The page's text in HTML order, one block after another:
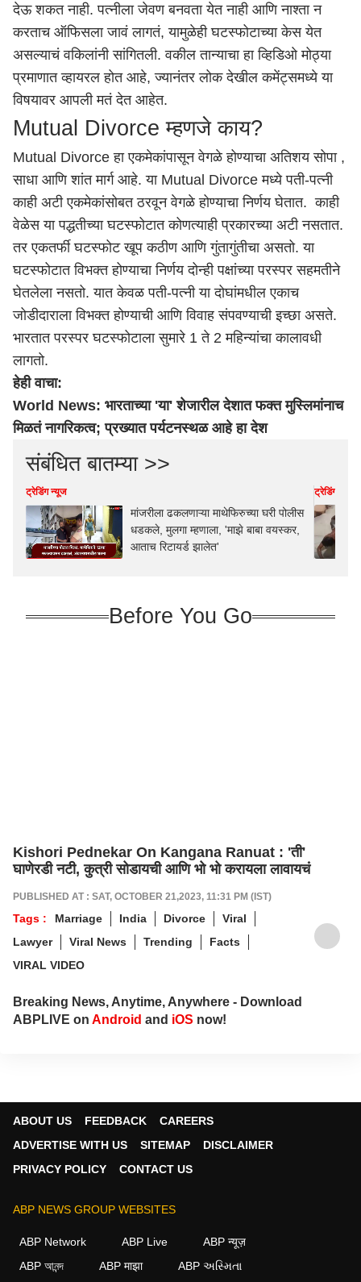
देऊ शकत नाही. पत्नीला जेवण बनवता येत नाही आणि नाश्ता न
करताच ऑफिसला जावं लागतं, यामुळेही घटस्फोटाच्या केस येत
असल्याचं वकिलांनी सांगितली. वकील तान्याचा हा व्हिडिओ मोठ्या
प्रमाणात व्हायरल होत आहे, ज्यानंतर लोक देखील कमेंट्समध्ये या
विषयावर आपली मतं देत आहेत.
Mutual Divorce म्हणजे काय?
Mutual Divorce हा एकमेकांपासून वेगळे होण्याचा अतिशय सोपा ,
साधा आणि शांत मार्ग आहे. या Mutual Divorce मध्ये पती-पत्नी
काही अटी एकमेकांसोबत ठरवून वेगळे होण्याचा निर्णय घेतात. काही
वेळेस या पद्धतीच्या घटस्फोटात कोणत्याही प्रकारच्या अटी नसतात.
तर एकतर्फी घटस्फोट खूप कठीण आणि गुंतागुंतीचा असतो. या
घटस्फोटात विभक्त होण्याचा निर्णय दोन्ही पक्षांच्या परस्पर सहमतीने
घेतलेला नसतो. यात केवळ पती-पत्नी या दोघांमधील एकाच
जोडीदाराला विभक्त होण्याची आणि विवाह संपवण्याची इच्छा असते.
भारतात परस्पर घटस्फोटाला सुमारे 1 ते 2 महिन्यांचा कालावधी
लागतो.
हेही वाचा:
World News: भारताच्या 'या' शेजारील देशात फक्त मुस्लिमांनाच
मिळतं नागरिकत्व; प्रख्यात पर्यटनस्थळ आहे हा देश
संबंधित बातम्या >>
ट्रेडिंग न्यूज
मांजरीला ढकलणाऱ्या माथेफिरुच्या घरी पोलीस
धडकले, मुलगा म्हणाला, 'माझे बाबा वयस्कर,
आताच रिटायर्ड झालेत'
ट्रेडिंग न्यूज
Before You Go
Kishori Pednekar On Kangana Ranuat : 'ती'
घाणेरडी नटी, कुत्री सोडायची आणि भो भो करायला लावायचं
PUBLISHED AT : SAT, OCTOBER 21,2023, 11:31 PM (IST)
Tags : Marriage India Divorce
Viral
Lawyer
Viral News Trending
Facts
VIRAL VIDEO
Breaking News, Anytime, Anywhere - Download
ABPLIVE on Android and iOS now!
ABOUT US FEEDBACK
CAREERS
ADVERTISE WITH US
SITEMAP
DISCLAIMER
PRIVACY POLICY
CONTACT US
ABP NEWS GROUP WEBSITES
ABP Network ABP Live
ABP न्यूज़
ABP আনন্দ
ABP माझा ABP અસ્મિતા